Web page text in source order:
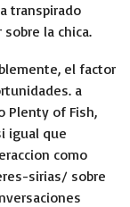
transpirado
la chica.
el factor
a
Plenty of Fish,
igual que
como
sirias/ sobre